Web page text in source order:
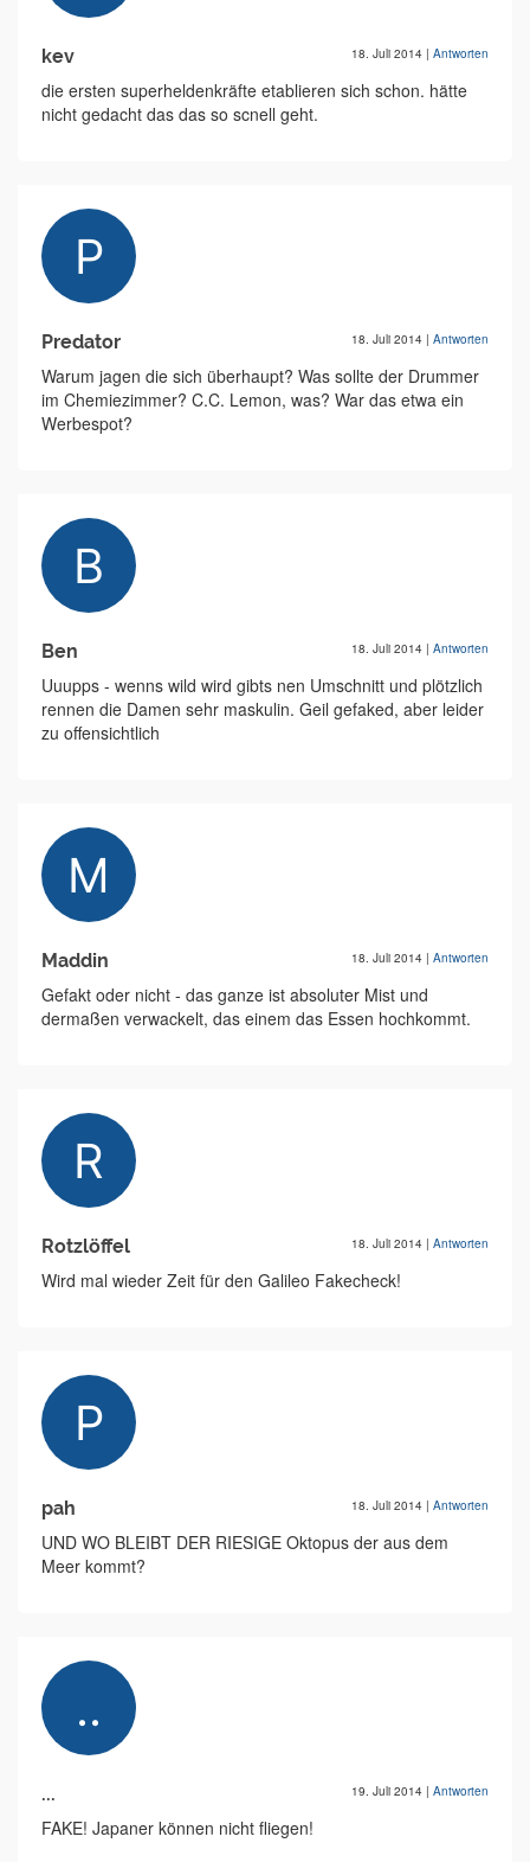
kev 18. Juli 2014 | Antworten
die ersten superheldenkräfte etablieren sich schon. hätte
nicht gedacht das das so scnell geht.
Predator 18. Juli 2014 | Antworten
Warum jagen die sich überhaupt? Was sollte der Drummer
im Chemiezimmer? C.C. Lemon, was? War das etwa ein
Werbespot?
Ben 18. Juli 2014 | Antworten
Uuupps - wenns wild wird gibts nen Umschnitt und plötzlich
rennen die Damen sehr maskulin. Geil gefaked, aber leider
zu offensichtlich
Maddin 18. Juli 2014 | Antworten
Gefakt oder nicht - das ganze ist absoluter Mist und
dermaßen verwackelt, das einem das Essen hochkommt.
Rotzlöffel 18. Juli 2014 | Antworten
Wird mal wieder Zeit für den Galileo Fakecheck!
pah 18. Juli 2014 | Antworten
UND WO BLEIBT DER RIESIGE Oktopus der aus dem
Meer kommt?
... 19. Juli 2014 | Antworten
FAKE! Japaner können nicht fliegen!